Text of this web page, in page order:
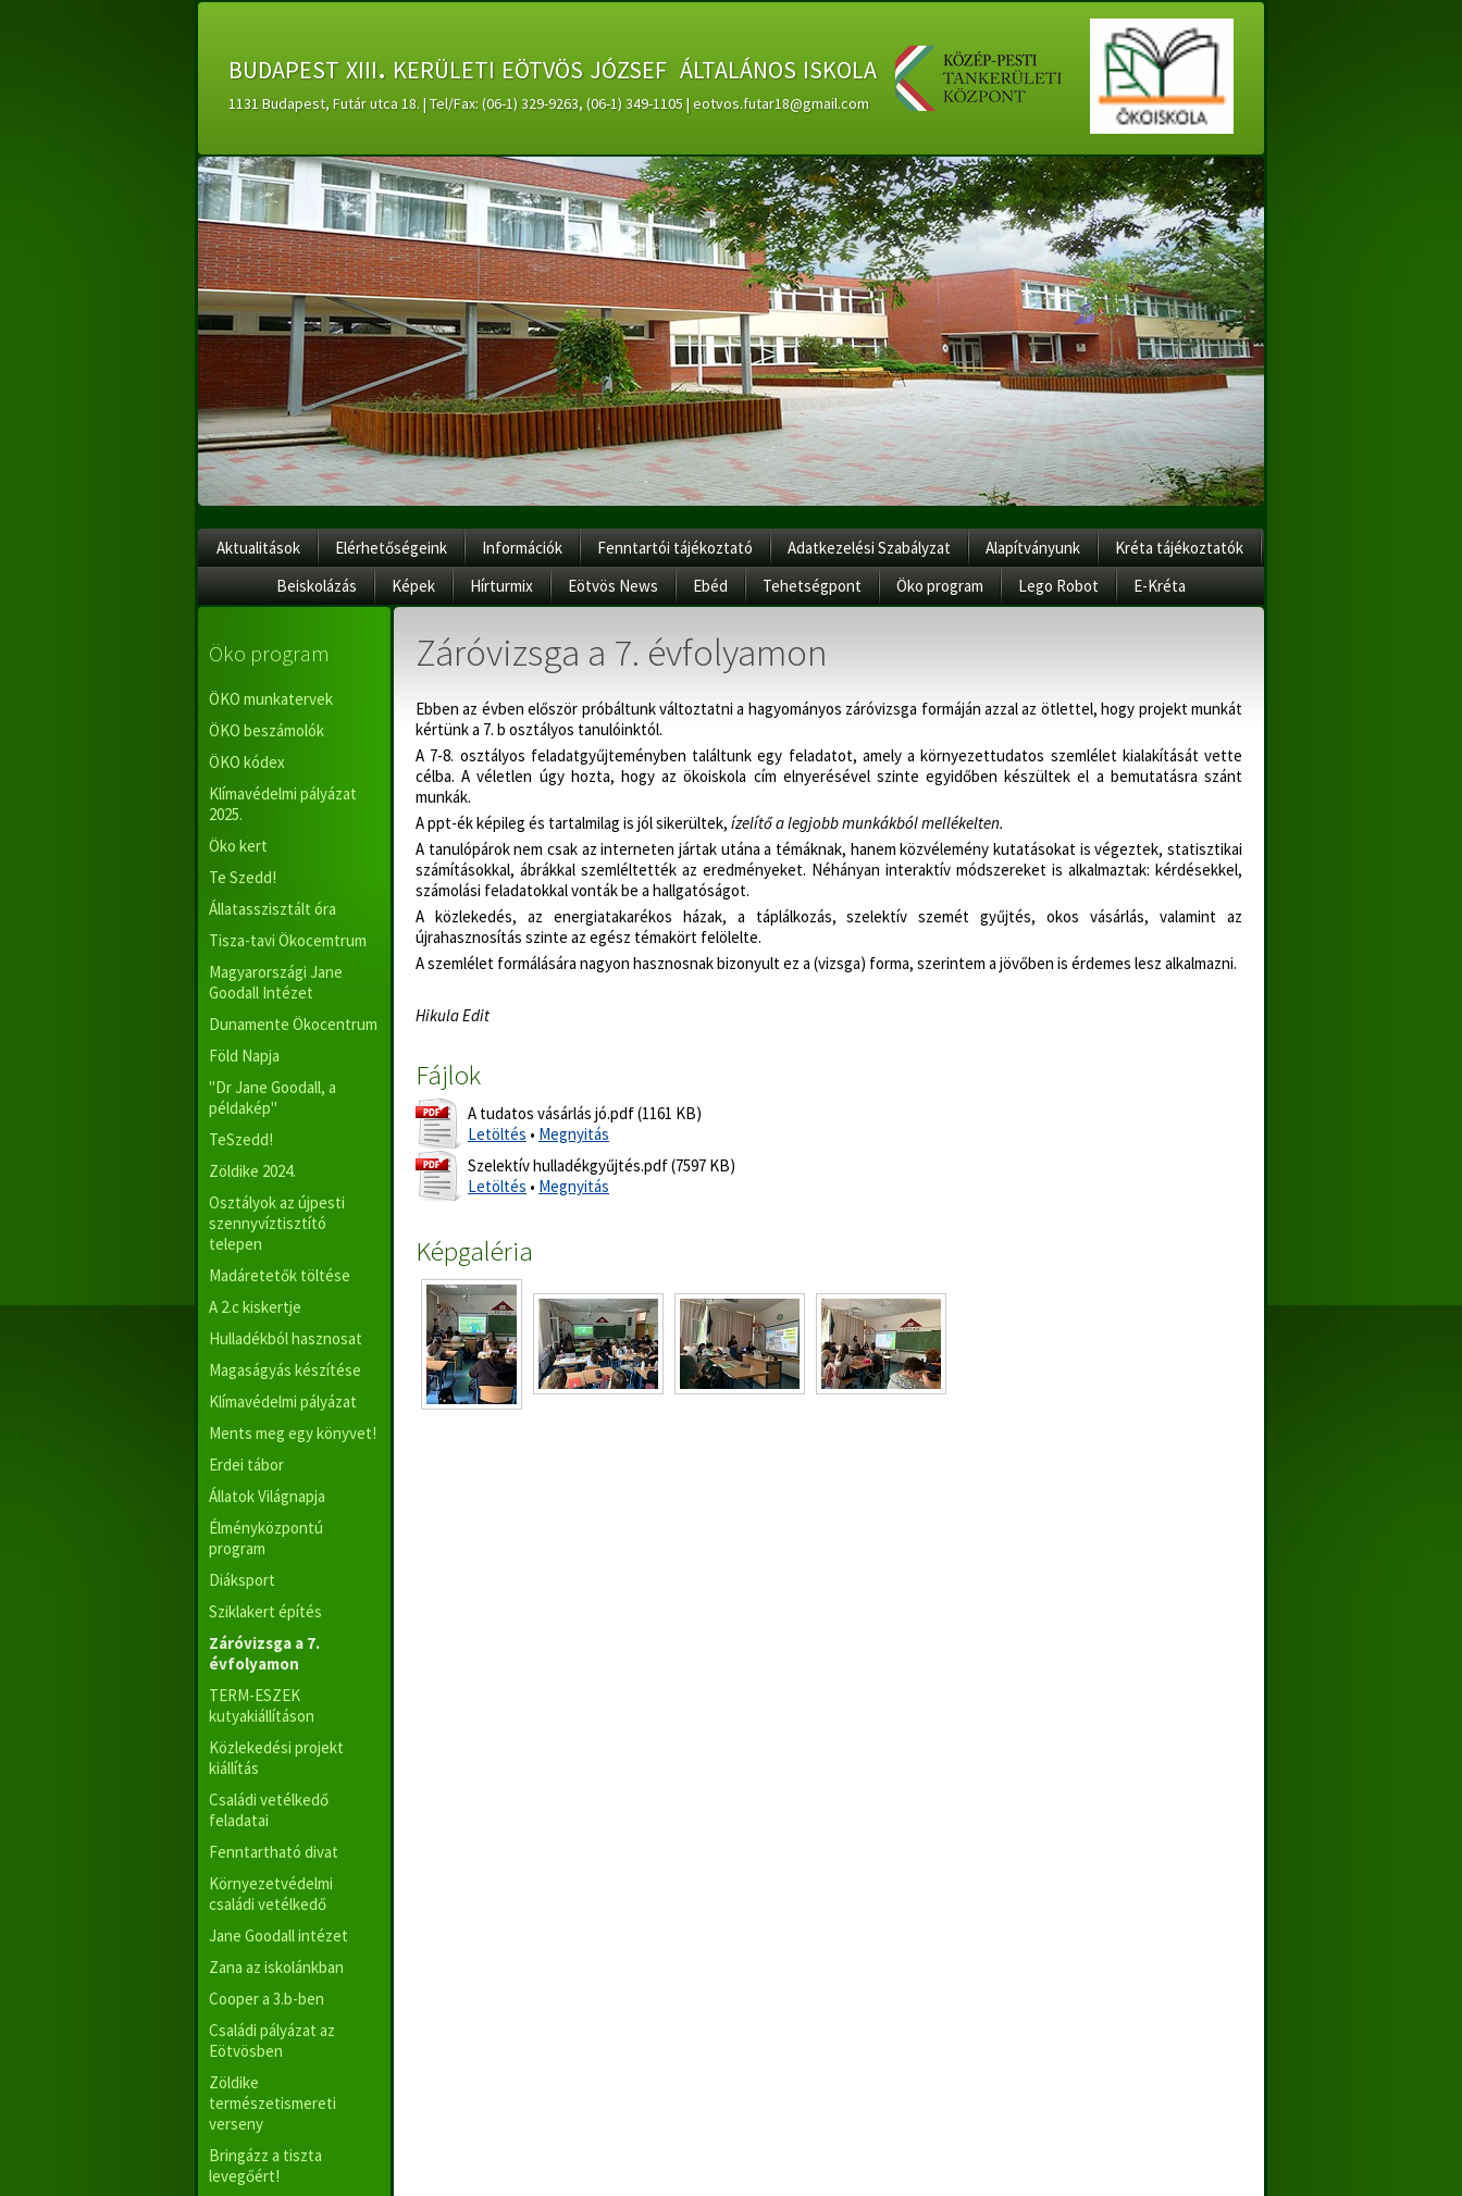
budapest xiii. kerületi eötvös józsef általános iskola
1131 Budapest, Futár utca 18. | Tel/Fax: (06-1) 329-9263, (06-1) 349-1105 | eotvos.futar18@gmail.com
Aktualitások Elérhetőségeink Információk Fenntartói tájékoztató Adatkezelési Szabályzat Alapítványunk
Kréta tájékoztatók
Beiskolázás
Képek Hírturmix Eötvös News Ebéd Tehetségpont Öko program Lego Robot E-Kréta
Öko program
ÖKO munkatervek
ÖKO beszámolók
ÖKO kódex
Klímavédelmi pályázat
2025.
Öko kert
Te Szedd!
Állatasszisztált óra
Tisza-tavi Ökocemtrum
Magyarországi Jane
Goodall Intézet
Dunamente Ökocentrum
Föld Napja
"Dr Jane Goodall, a
példakép"
TeSzedd!
Zöldike 2024.
Osztályok az újpesti
szennyvíztisztító
telepen
Madáretetők töltése
A 2.c kiskertje
Hulladékból hasznosat
Magaságyás készítése
Klímavédelmi pályázat
Ments meg egy könyvet!
Erdei tábor
Állatok Világnapja
Élményközpontú
program
Diáksport
Sziklakert építés
Záróvizsga a 7.
évfolyamon
TERM-ESZEK
kutyakiállításon
Közlekedési projekt
kiállítás
Családi vetélkedő
feladatai
Fenntartható divat
Környezetvédelmi
családi vetélkedő
Jane Goodall intézet
Zana az iskolánkban
Cooper a 3.b-ben
Családi pályázat az
Eötvösben
Zöldike
természetismereti
verseny
Bringázz a tiszta
levegőért!
Záróvizsga a 7. évfolyamon
Ebben az évben először próbáltunk változtatni a hagyományos záróvizsga formáján azzal az ötlettel, hogy projekt munkát
kértünk a 7. b osztályos tanulóinktól.
A 7-8. osztályos feladatgyűjteményben találtunk egy feladatot, amely a környezettudatos szemlélet kialakítását vette
célba. A véletlen úgy hozta, hogy az ökoiskola cím elnyerésével szinte egyidőben készültek el a bemutatásra szánt
munkák.
A ppt-ék képileg és tartalmilag is jól sikerültek, ízelítő a legjobb munkákból mellékelten.
A tanulópárok nem csak az interneten jártak utána a témáknak, hanem közvélemény kutatásokat is végeztek, statisztikai
számításokkal, ábrákkal szemléltették az eredményeket. Néhányan interaktív módszereket is alkalmaztak: kérdésekkel,
számolási feladatokkal vonták be a hallgatóságot.
A közlekedés, az energiatakarékos házak, a táplálkozás, szelektív szemét gyűjtés, okos vásárlás, valamint az
újrahasznosítás szinte az egész témakört felölelte.
A szemlélet formálására nagyon hasznosnak bizonyult ez a (vizsga) forma, szerintem a jövőben is érdemes lesz alkalmazni.
Hikula Edit
Fájlok
A tudatos vásárlás jó.pdf (1161 KB)
Letöltés • Megnyitás
Szelektív hulladékgyűjtés.pdf (7597 KB)
Letöltés • Megnyitás
Képgaléria